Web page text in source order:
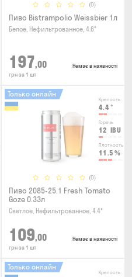
(0)
Пиво Bistrampolio Weissbier 1л
Белое, Нефильтрованное, 4.6°
197,00
грн за 1 шт
Немає в наявності
Крепость
4.4 °
Горечь
12 IBU
Плотность
11.5 %
(0)
Только онлайн
Пиво 2085-25.1 Fresh Tomato
Goze 0.33л
Светлое, Нефильтрованное, 4.4°
109,00
грн за 1 шт
Немає в наявності
Крепость
Только онлайн